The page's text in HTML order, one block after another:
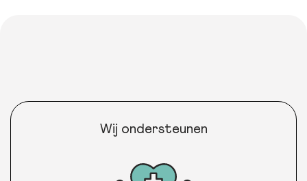
Wij ondersteunen